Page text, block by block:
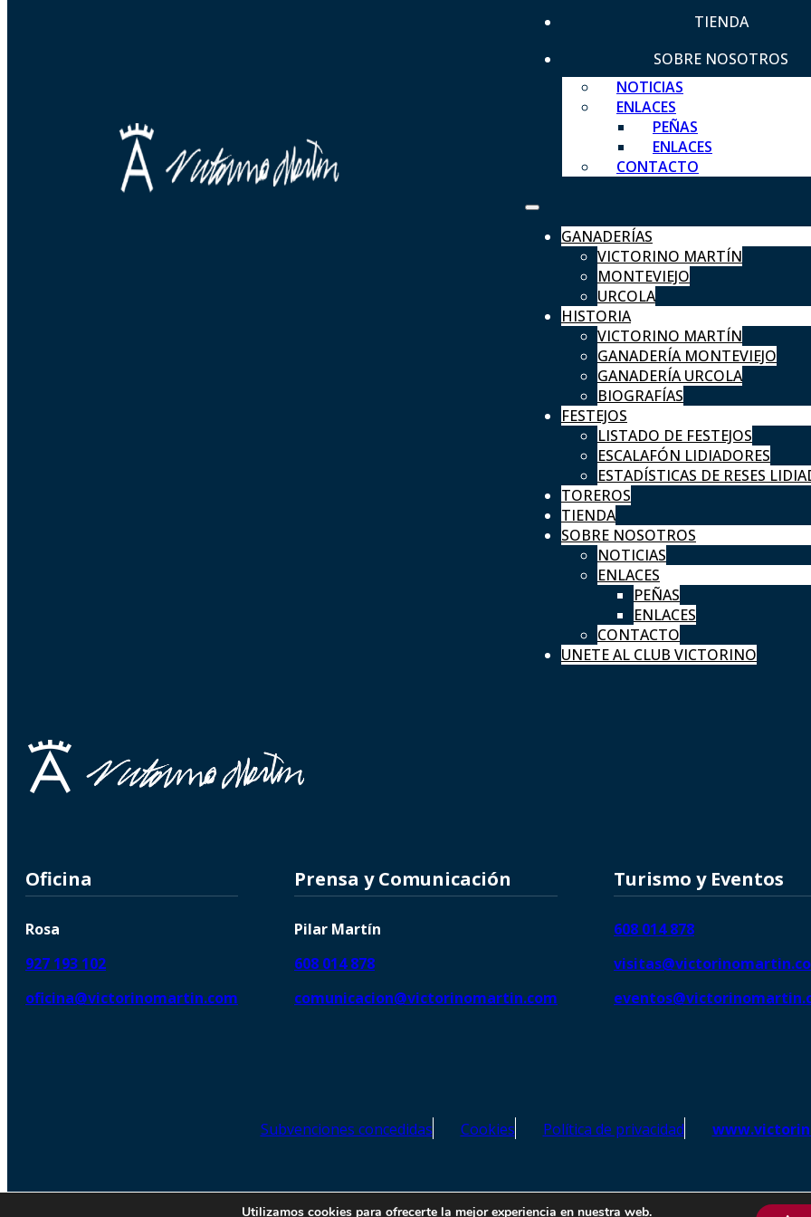
TIENDA
SOBRE NOSOTROS
NOTICIAS
ENLACES
PEÑAS
ENLACES
CONTACTO
GANADERÍAS
VICTORINO MARTÍN
MONTEVIEJO
URCOLA
HISTORIA
VICTORINO MARTÍN
GANADERÍA MONTEVIEJO
GANADERÍA URCOLA
BIOGRAFÍAS
FESTEJOS
LISTADO DE FESTEJOS
ESCALAFÓN LIDIADORES
ESTADÍSTICAS DE RESES
TOREROS
TIENDA
SOBRE NOSOTROS
NOTICIAS
ENLACES
PEÑAS
ENLACES
CONTACTO
UNETE AL CLUB VICTORINO
Oficina
Rosa
927 193 102
oficina@victorinomartin.com
Prensa y Comunicación
Pilar Martín
608 014 878
comunicacion@victorinomartin.com
Turismo y Eventos
608 014 878
Subvenciones concedidas Cookies Política de privacidad
© 2026 Copyright © | Victorino Martín – Todos los derechos reservados | SEO de Agencia
Utilizamos cookies para ofrecerte la mejor experiencia en nuestra web.